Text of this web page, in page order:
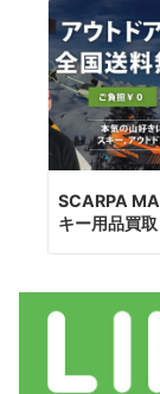
SCARPA
キー用品買取